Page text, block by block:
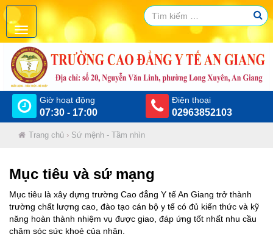
Giờ hoạt động
07:30 - 17:00
Điện thoại
02963852103
Trang chủ › Sứ mệnh - Tầm nhìn
Mục tiêu và sứ mạng
Mục tiêu là xây dựng trường Cao đẳng Y tế An Giang trở thành
trường chất lượng cao, đào tạo cán bộ y tế có đủ kiến thức và kỹ
năng hoàn thành nhiệm vụ được giao, đáp ứng tốt nhất nhu cầu
chăm sóc sức khoẻ của nhân.